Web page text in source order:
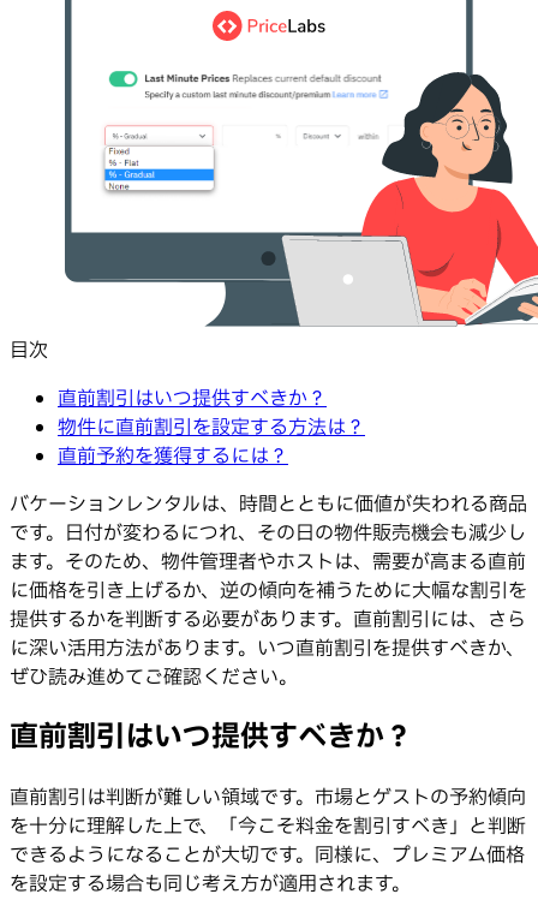
目次
直前割引はいつ提供すべきか？
物件に直前割引を設定する方法は？
直前予約を獲得するには？
バケーションレンタルは、時間とともに価値が失われる商品
です。日付が変わるにつれ、その日の物件販売機会も減少し
ます。そのため、物件管理者やホストは、需要が高まる直前
に価格を引き上げるか、逆の傾向を補うために大幅な割引を
提供するかを判断する必要があります。直前割引には、さら
に深い活用方法があります。いつ直前割引を提供すべきか、
ぜひ読み進めてご確認ください。
直前割引はいつ提供すべきか？
直前割引は判断が難しい領域です。市場とゲストの予約傾向
を十分に理解した上で、「今こそ料金を割引すべき」と判断
できるようになることが大切です。同様に、プレミアム価格
を設定する場合も同じ考え方が適用されます。